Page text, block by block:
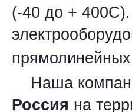
(-40 до +
Наша
Россия на